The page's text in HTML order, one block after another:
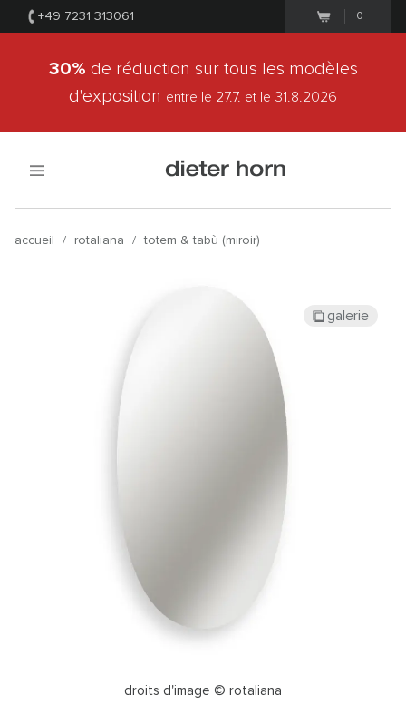
+49 7231 313061 0
30% de réduction sur tous les modèles
d'exposition entre le 27.7. et le 31.8.2026
accueil / rotaliana / totem & tabù (miroir)
droits d'image © rotaliana
galerie